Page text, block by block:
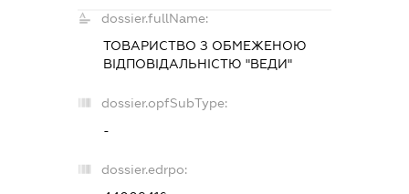
dossier.fullName:
ТОВАРИСТВО З ОБМЕЖЕНОЮ
ВІДПОВІДАЛЬНІСТЮ "ВЕДИ"
dossier.opfSubType:
-
dossier.edrpo: